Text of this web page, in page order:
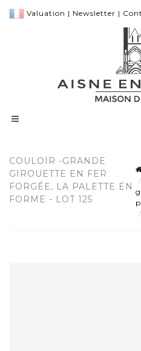
Valuation | Newsletter |
COULOIR -GRANDE
GIROUETTE EN FER
FORGÉE, LA PALETTE EN
FORME - LOT 125